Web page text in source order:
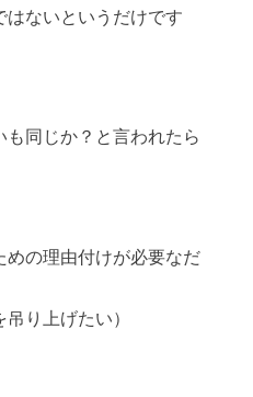
はないというだけです
同じか？と言われたら
めの理由付けが必要なだ
り上げたい）